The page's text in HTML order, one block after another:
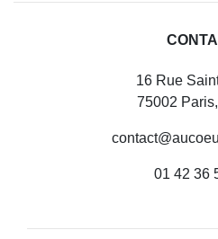
16 Rue
75002
01 42 36